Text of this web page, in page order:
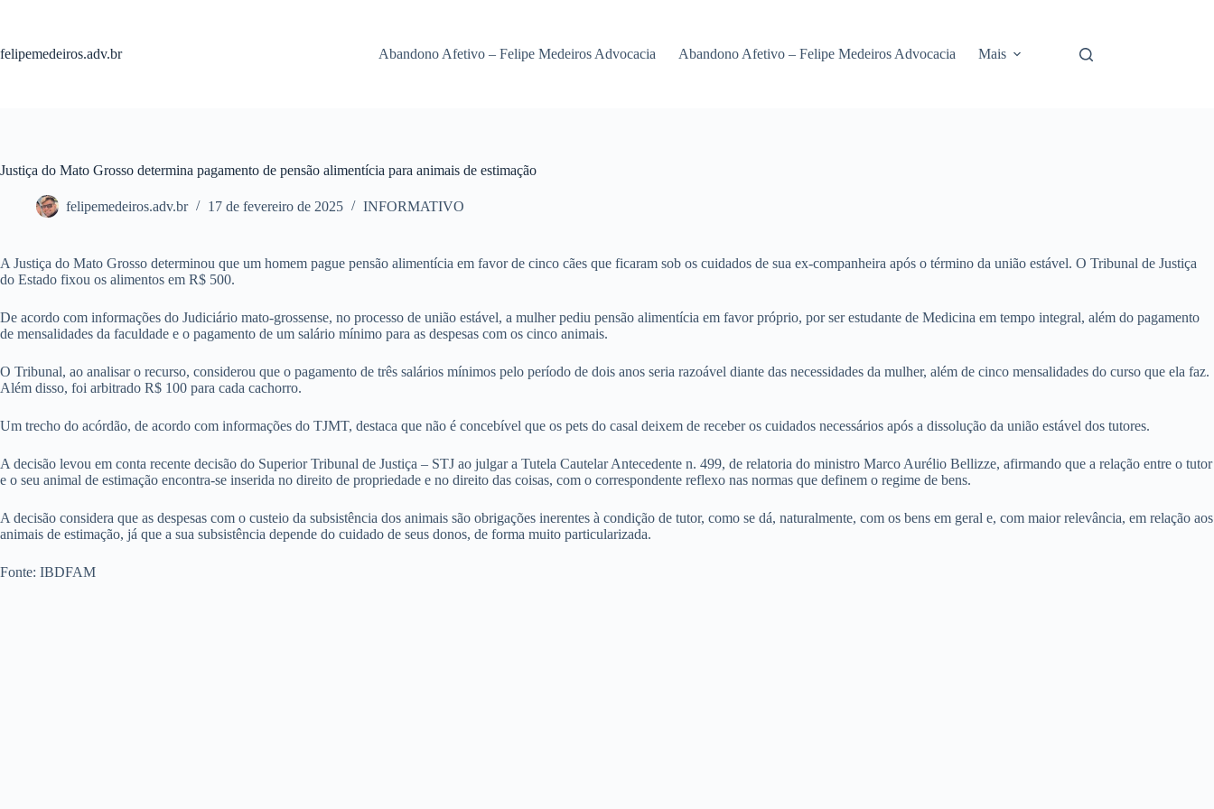
conteúdo
felipemedeiros.adv.br Abandono Afetivo – Felipe Medeiros Advocacia Abandono Afetivo – Felipe Medeiros Advocacia Mais
Justiça do Mato Grosso determina pagamento de pensão alimentícia para animais de estimação
felipemedeiros.adv.br 17 de fevereiro de 2025 INFORMATIVO
A Justiça do Mato Grosso determinou que um homem pague pensão alimentícia em favor de cinco cães que ficaram sob os cuidados de sua ex-companheira após o término da união estável. O Tribunal de Justiça
do Estado fixou os alimentos em R$ 500.
De acordo com informações do Judiciário mato-grossense, no processo de união estável, a mulher pediu pensão alimentícia em favor próprio, por ser estudante de Medicina em tempo integral, além do pagamento
de mensalidades da faculdade e o pagamento de um salário mínimo para as despesas com os cinco animais.
O Tribunal, ao analisar o recurso, considerou que o pagamento de três salários mínimos pelo período de dois anos seria razoável diante das necessidades da mulher, além de cinco mensalidades do curso que ela faz.
Além disso, foi arbitrado R$ 100 para cada cachorro.
Um trecho do acórdão, de acordo com informações do TJMT, destaca que não é concebível que os pets do casal deixem de receber os cuidados necessários após a dissolução da união estável dos tutores.
A decisão levou em conta recente decisão do Superior Tribunal de Justiça – STJ ao julgar a Tutela Cautelar Antecedente n. 499, de relatoria do ministro Marco Aurélio Bellizze, afirmando que a relação entre o tutor
e o seu animal de estimação encontra-se inserida no direito de propriedade e no direito das coisas, com o correspondente reflexo nas normas que definem o regime de bens.
A decisão considera que as despesas com o custeio da subsistência dos animais são obrigações inerentes à condição de tutor, como se dá, naturalmente, com os bens em geral e, com maior relevância, em relação aos
animais de estimação, já que a sua subsistência depende do cuidado de seus donos, de forma muito particularizada.
Fonte: IBDFAM